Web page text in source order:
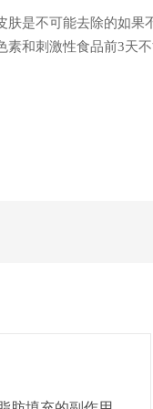
是不可能去除的如果
和刺激性食品前3天